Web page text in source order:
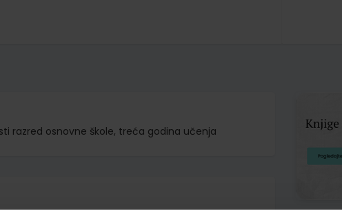
razred osnovne škole, treća godina učenja